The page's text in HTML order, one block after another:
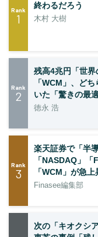
Rank
1
終わるだろう
木村 大樹
Rank
2
残高4兆円「世
「WCM」、ど
いた「驚きの最
徳永 浩
Rank
3
楽天証券で「半
「NASDAQ」
「WCM」が急
Finasee編集部
次の「キオクシ